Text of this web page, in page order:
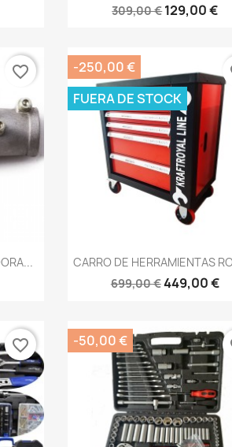
309,00 €129,00 €
favorite_border
Vista rápida
CARRO DE HERRAMIENTAS
699,00 €449,00 €
-250,00 €
FUERA DE STOCK
favorite_border -50,00 €